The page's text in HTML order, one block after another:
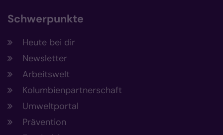
Schwerpunkte
Heute bei dir
Newsletter
Arbeitswelt
Kolumbienpartnerschaft
Umweltportal
Prävention